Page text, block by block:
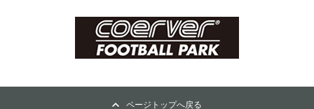
ページトップへ戻る